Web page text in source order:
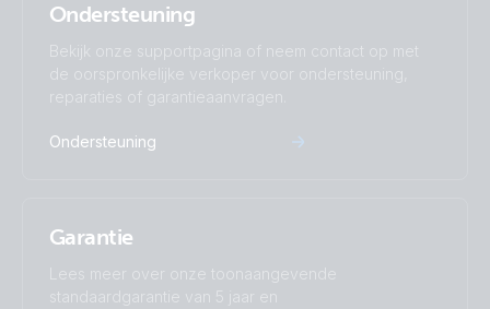
Ondersteuning
Bekijk onze supportpagina of neem contact op met
de oorspronkelijke verkoper voor ondersteuning,
reparaties of garantieaanvragen.
Ondersteuning
Garantie
Lees meer over onze toonaangevende
standaardgarantie van 5 jaar en